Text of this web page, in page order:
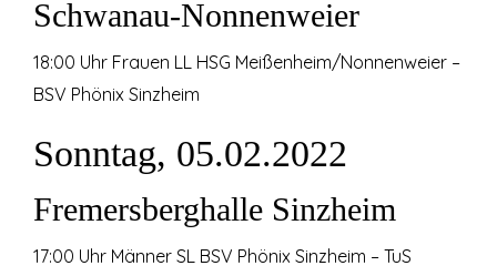
Schwanau-Nonnenweier
18:00 Uhr Frauen LL HSG Meißenheim/Nonnenweier –
BSV Phönix Sinzheim
Sonntag, 05.02.2022
Fremersberghalle Sinzheim
17:00 Uhr Männer SL BSV Phönix Sinzheim – TuS